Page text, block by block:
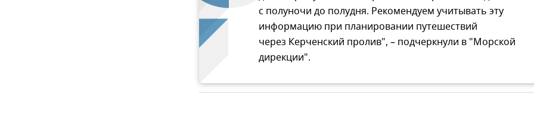
с полуночи до полудня. Рекомендуем учитывать эту
информацию при планировании путешествий
через Керченский пролив", – подчеркнули в "Морской
дирекции".